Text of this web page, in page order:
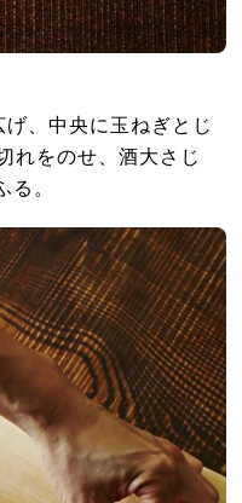
、中央に玉ねぎとじ
れをのせ、酒大さじ
る。